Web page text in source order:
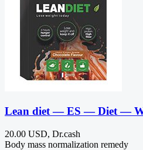
Lean diet — ES — Diet —
20.00 USD, Dr.cash
Body mass normalization remedy